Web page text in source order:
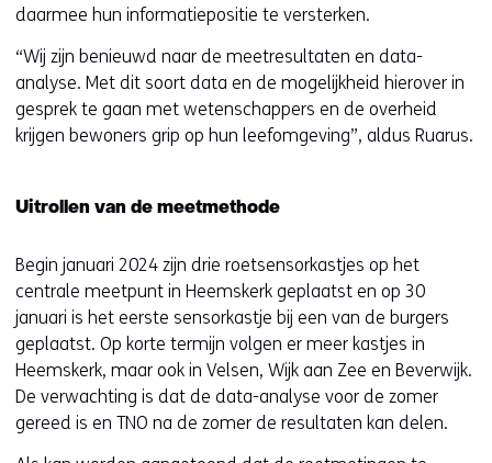
daarmee hun informatiepositie te versterken.
“Wij zijn benieuwd naar de meetresultaten en data-
analyse. Met dit soort data en de mogelijkheid hierover in
gesprek te gaan met wetenschappers en de overheid
krijgen bewoners grip op hun leefomgeving”, aldus Ruarus.
Uitrollen van de meetmethode
Begin januari 2024 zijn drie roetsensorkastjes op het
centrale meetpunt in Heemskerk geplaatst en op 30
januari is het eerste sensorkastje bij een van de burgers
geplaatst. Op korte termijn volgen er meer kastjes in
Heemskerk, maar ook in Velsen, Wijk aan Zee en Beverwijk.
De verwachting is dat de data-analyse voor de zomer
gereed is en TNO na de zomer de resultaten kan delen.